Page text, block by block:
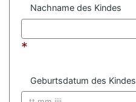
Nachname des Kindes
*
Geburtsdatum des Kindes